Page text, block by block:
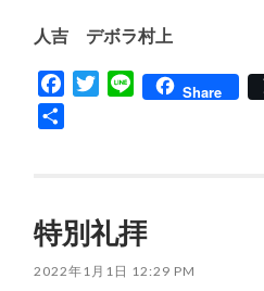
人吉 デボラ村上
FacebookTwitter
Line Share
特別礼拝
2022年1月1日 12:29 PM